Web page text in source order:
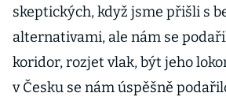
skeptických, když jsme přišli s
alternativami, ale nám se
koridor, rozjet vlak, být jeho
v Česku se nám úspěšně